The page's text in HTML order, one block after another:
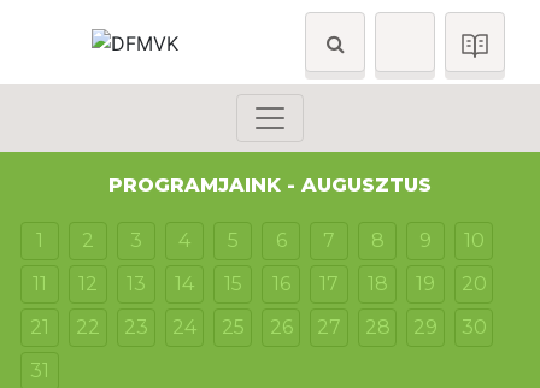
PROGRAMJAINK - AUGUSZTUS
1 2 3 4 5 6 7 8 9
10
11
12 13 14 15 16 17 18 19
20
21
22 23 24 25 26 27 28 29
30
31